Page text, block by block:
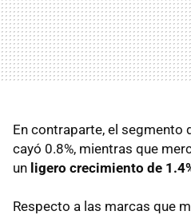
En contraparte, el segmento
cayó 0.8%, mientras que
un ligero crecimiento de
Respecto a las marcas que